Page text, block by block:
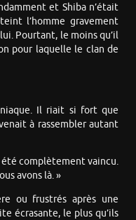
et Shiba n’était
l’homme gravement
Pourtant, le moins qu’il
pour laquelle le clan de
Il riait si fort que
à rassembler autant
été complètement vaincu.
avons là. »
ou frustrés après une
écrasante, le plus qu’ils